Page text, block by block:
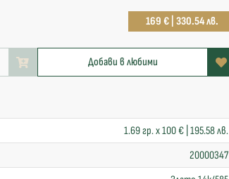
169 € | 330.54 лв.
Добави в любими
1.69 гр. x 100 € | 195.58 лв.
20000347